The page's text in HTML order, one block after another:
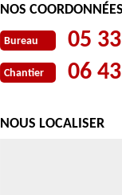
NOS COORDONNÉES
Bureau 05
Chantier 06
NOUS LOCALISER